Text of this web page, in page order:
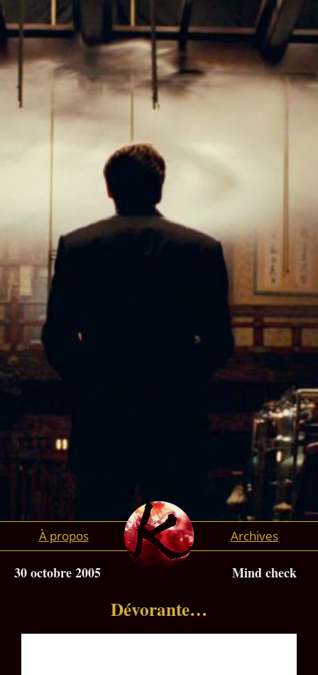
À propos Archives
30 octobre 2005 Mind check
Dévorante…